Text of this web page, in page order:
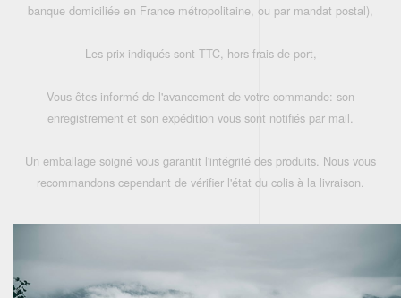
banque domiciliée en France métropolitaine, ou par mandat postal),
Les prix indiqués sont TTC, hors frais de port,
Vous êtes informé de l'avancement de votre commande: son
enregistrement et son expédition vous sont notifiés par mail.
Un emballage soigné vous garantit l'intégrité des produits. Nous vous
recommandons cependant de vérifier l'état du colis à la livraison.